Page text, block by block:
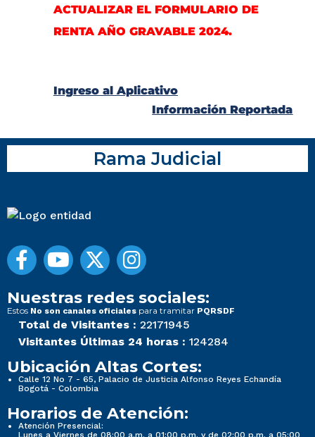
ACTUALIZAR EL FORMULARIO DE
RENTA AÑO GRAVABLE 2024.
Ingreso al Aplicativo
Información Reportada
Rama Judicial
Nuestras redes sociales:
Estos No son canales oficiales para tramitar PQRSDF
Total de Visitantes : 22171945
Visitantes Últimas 24 horas : 124284
Ubicación Altas Cortes:
Calle 12 No 7 - 65, Palacio de Justicia Alfonso Reyes Echandía
Bogotá - Colombia
Horarios de Atención:
Atención Presencial:
Lunes a Viernes de 08:00 a.m. a 01:00 p.m. y de 02:00 p.m. a 05:00